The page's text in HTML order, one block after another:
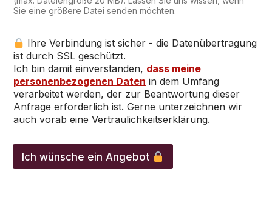
Sie eine größere Datei senden möchten.
Ihre Verbindung ist sicher - die Datenübertragung
ist durch SSL geschützt.
Ich bin damit einverstanden, dass meine
personenbezogenen Daten in dem Umfang
verarbeitet werden, der zur Beantwortung dieser
Anfrage erforderlich ist. Gerne unterzeichnen wir
auch vorab eine Vertraulichkeitserklärung.
F
r
Ich wünsche ein Angebot